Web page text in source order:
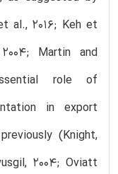
al., 2016; Keh et
Martin and
role of
in export
(Knight,
2004; Oviatt